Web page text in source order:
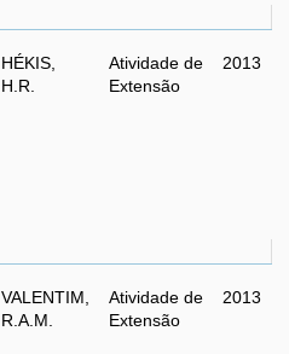
HÉKIS,
H.R.
Atividade de
Extensão
2013
VALENTIM,
R.A.M.
Atividade de
Extensão
2013